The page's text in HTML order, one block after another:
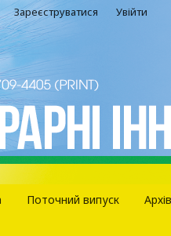
Поточний випуск
Зареєструватися Увійти